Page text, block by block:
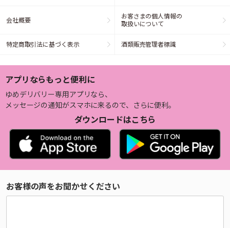
会社概要
お客さまの個人情報の
取扱いについて
特定商取引法に基づく表示 酒類販売管理者標識
アプリならもっと便利に
ゆめデリバリー専用アプリなら、
メッセージの通知がスマホに来るので、さらに便利。
ダウンロードはこちら
お客様の声をお聞かせください